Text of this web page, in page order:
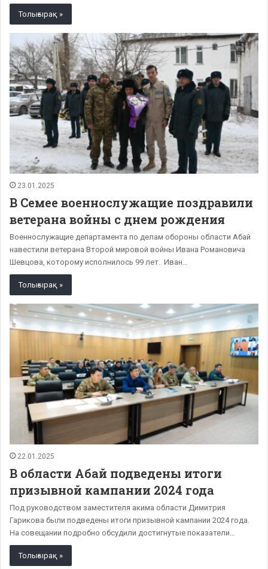
Толығырақ »
23.01.2025
В Семее военнослужащие поздравили
ветерана войны с днем рождения
Военнослужащие департамента по делам обороны области Абай
навестили ветерана Второй мировой войны Ивана Романовича
Шевцова, которому исполнилось 99 лет. Иван…
Толығырақ »
22.01.2025
В области Абай подведены итоги
призывной кампании 2024 года
Под руководством заместителя акима области Димитрия
Гарикова были подведены итоги призывной кампании 2024 года.
На совещании подробно обсудили достигнутые показатели…
Толығырақ »